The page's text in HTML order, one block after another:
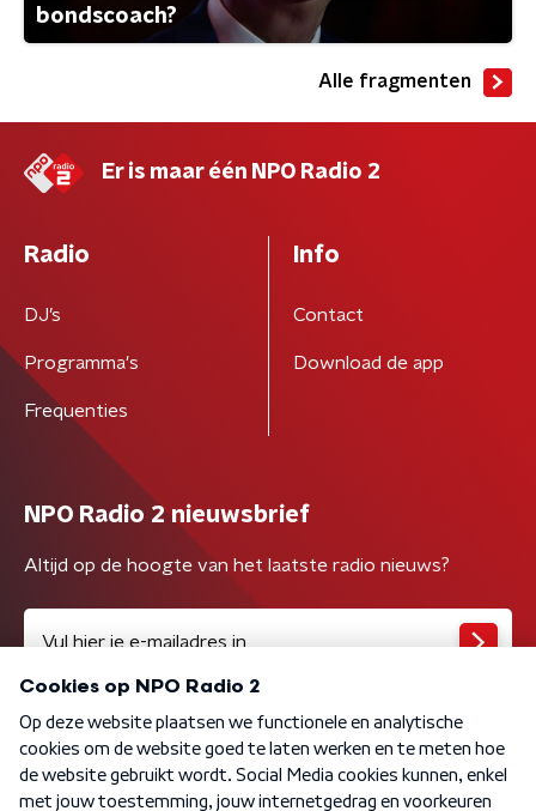
bondscoach?
Alle fragmenten
Er is maar één NPO Radio 2
Radio
DJ’s
Programma's
Frequenties
Info
Contact
Download de app
NPO Radio 2 nieuwsbrief
Altijd op de hoogte van het laatste radio nieuws?
Algemene voorwaarden